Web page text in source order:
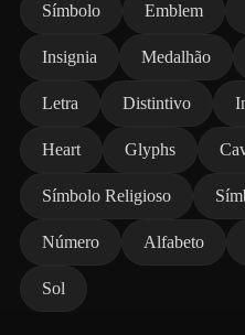
Símbolo Emblem
Insignia Medalhão
Letra Distintivo
Heart Glyphs
Símbolo Religioso
Número Alfabeto
Sol